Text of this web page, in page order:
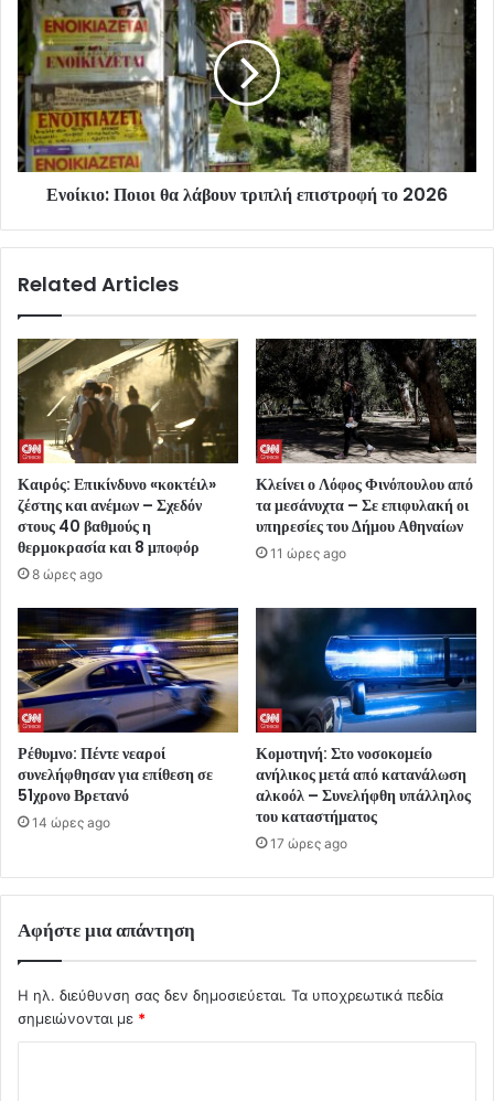
Ενοίκιο: Ποιοι θα λάβουν τριπλή επιστροφή το 2026
Related Articles
Καιρός: Επικίνδυνο «κοκτέιλ»
ζέστης και ανέμων – Σχεδόν
στους 40 βαθμούς η
θερμοκρασία και 8 μποφόρ
8 ώρες ago
Κλείνει ο Λόφος Φινόπουλου από
τα μεσάνυχτα – Σε επιφυλακή οι
υπηρεσίες του Δήμου Αθηναίων
11 ώρες ago
Ρέθυμνο: Πέντε νεαροί
συνελήφθησαν για επίθεση σε
51χρονο Βρετανό
14 ώρες ago
Κομοτηνή: Στο νοσοκομείο
ανήλικος μετά από κατανάλωση
αλκοόλ – Συνελήφθη υπάλληλος
του καταστήματος
17 ώρες ago
Αφήστε μια απάντηση
Η ηλ. διεύθυνση σας δεν δημοσιεύεται. Τα υποχρεωτικά πεδία
σημειώνονται με *